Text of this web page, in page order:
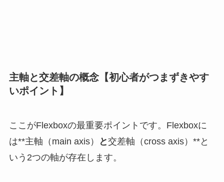
主軸と交差軸の概念【初心者がつまずきやす
いポイント】
ここがFlexboxの最重要ポイントです。Flexboxに
は**主軸（main axis）
と交差軸（cross axis）**と
いう2つの軸が存在します。